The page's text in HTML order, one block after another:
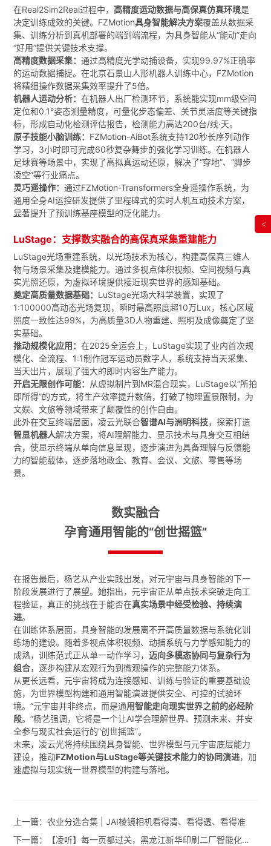
在Real2Sim2Real过程中，高精度运动数据与高保真仿真环境是
决定训练成效的关键。 FZMotion具身智能解决方案覆盖从数据采
集、训练分析到真机部署的端到端流程，为具身智能从“能动”走向
“好用”提供关键技术支撑。
高精度数据采集：通过高精度光学动捕设备，实现99.97%正确率
的运动数据捕捉。在北京石景山人形机器人训练中心，FZMotion
将精细操作数据采集效率提升了5倍。
机器人运动分析：在机器人出厂检测环节，系统能实现mm级空间
定位和0.1°姿态测量精度，可量化步态偏差、关节灵活度等关键指
标，形成自动化检测评估报告，检测能力高达200台/线·天。
原子技能小脑训练： FZMotion-AiBot系统支持120秒长序列动作
学习，3小时即可完成60秒复杂舞步的强化学习训练。在机器人
足球赛等场景中，实现了高拟真运动还原，解决了“穿地”、“脚步
凌空”等行业痛点。
灵巧遥操作：通过FZMotion-Transformers全身遥操作系统，为
通用全身AI运控研发提供了里程碑式的实时人机互动技术方案，
显著提升了预训练基座模型的泛化能力。
LuStage：支撑数实融合的高保真采集重建能力
LuStage光场重建系统，以光场技术为核心，构建高保真三维人
物与场景采集及建模能力。通过多视点体积视频、空间视频与真
实光照还原，为虚拟环境提供接近现实世界的感知基础。
奠定高质量数据基础： LuStage光场大科学装置，实现了
1:100000高动态光场复现，瞬时最高照度超10万Lux，核心区域
照度一致性达99%，为高质量3D人物重建、照明及成像奠定了坚
实基础。
推动规模化应用：在2025全运会上，LuStage实现了业内首次规
模化、全流程、1:1制作冠军运动员数字人，系统支持当天采集、
当天出片，展现了强大的即时内容生产能力。
开启无限创作可能： 从虚拟制片到MR混合现实，LuStage以“所拍
即所得”的方式，将生产效率提升数倍，打破了物理置景限制，为
文娱、文旅等领域带来了颠覆性的创作自由。
此外在交互终端层面，凌云光联合智谱AI与洲明科技，探索打造
智显机器人解决方案，将AI理解能力、显示技术与具身交互相结
合，使显示终端从单向信息呈现，逐步演进为具备理解与反馈能
力的智能载体，逐步落地政企、教育、会议、文旅、零售等场
景。
数实融合
孕育通用智能的“创世摇篮”
在报告最后，杨艺从产业实践出发，对元宇宙与具身智能的下一
阶段发展进行了展望。她指出，元宇宙正从单点技术突破走向工
程验证，真正的挑战在于能否在真实场景中经受检验、持续演
进。
在训练体系层面，具身智能的发展离不开高质量数据与系统化训
练场的建设。随着多视点体积视频、动捕系统与力学感知能力的
成熟，训练范式正从单一动作学习，迈向多模态协同与复杂行为
组合，逐步构建从宏观行为到微观操作的完整能力体系。
从更长远看，元宇宙将成为连接感知、训练与验证的重要基础设
施，为世界模型构建和通用智能演进提供安全、可控的试验环
境。“元宇宙并非终点，而是通用智能走向现实世界之前的必经阶
段。”杨艺强调，它将是一个让AI学会理解世界、预测未来、并安
全参与现实社会运行的“创世摇篮”。
未来，凌云光将持续围绕具身智能、世界模型与元宇宙底层能力
建设，推动FZMotion与LuStage等关键技术能力的协同演进，加
速虚拟与现实统一世界模型的构建与落地。
上一篇：农业分选合集 | JAI棱镜相机看得清、看得透、看得准
下一篇：
【凌听】每一页都过关，黑龙江新华印刷二厂智能化质控升级
<